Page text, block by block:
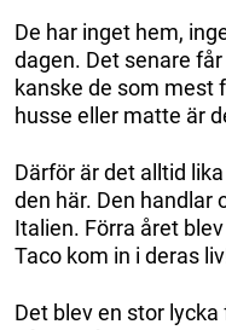
De har inget hem,
dagen. Det senare
kanske de som mest
husse eller matte är
Därför är det alltid
den här. Den handlar
Italien. Förra året
Taco kom in i deras
Det blev en stor